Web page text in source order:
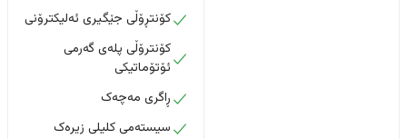
کۆنتڕۆڵی جێگیری ئەلیکترۆنی
کۆنترۆڵی پلەی گەرمی
ئۆتۆماتیکی
ڕاگری مەچەک
سیستەمی کلیلی زیرەک